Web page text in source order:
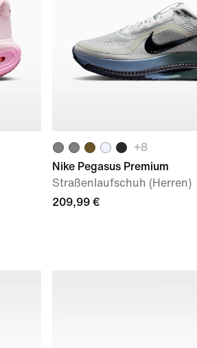
+8
Nike Pegasus Premium
Straßenlaufschuh (Herren)
209,99 €